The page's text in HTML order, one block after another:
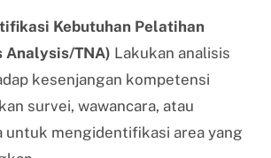
Kebutuhan Pelatihan
Analysis/TNA) Lakukan analisis
kesenjangan kompetensi
survei, wawancara, atau
untuk mengidentifikasi area yang